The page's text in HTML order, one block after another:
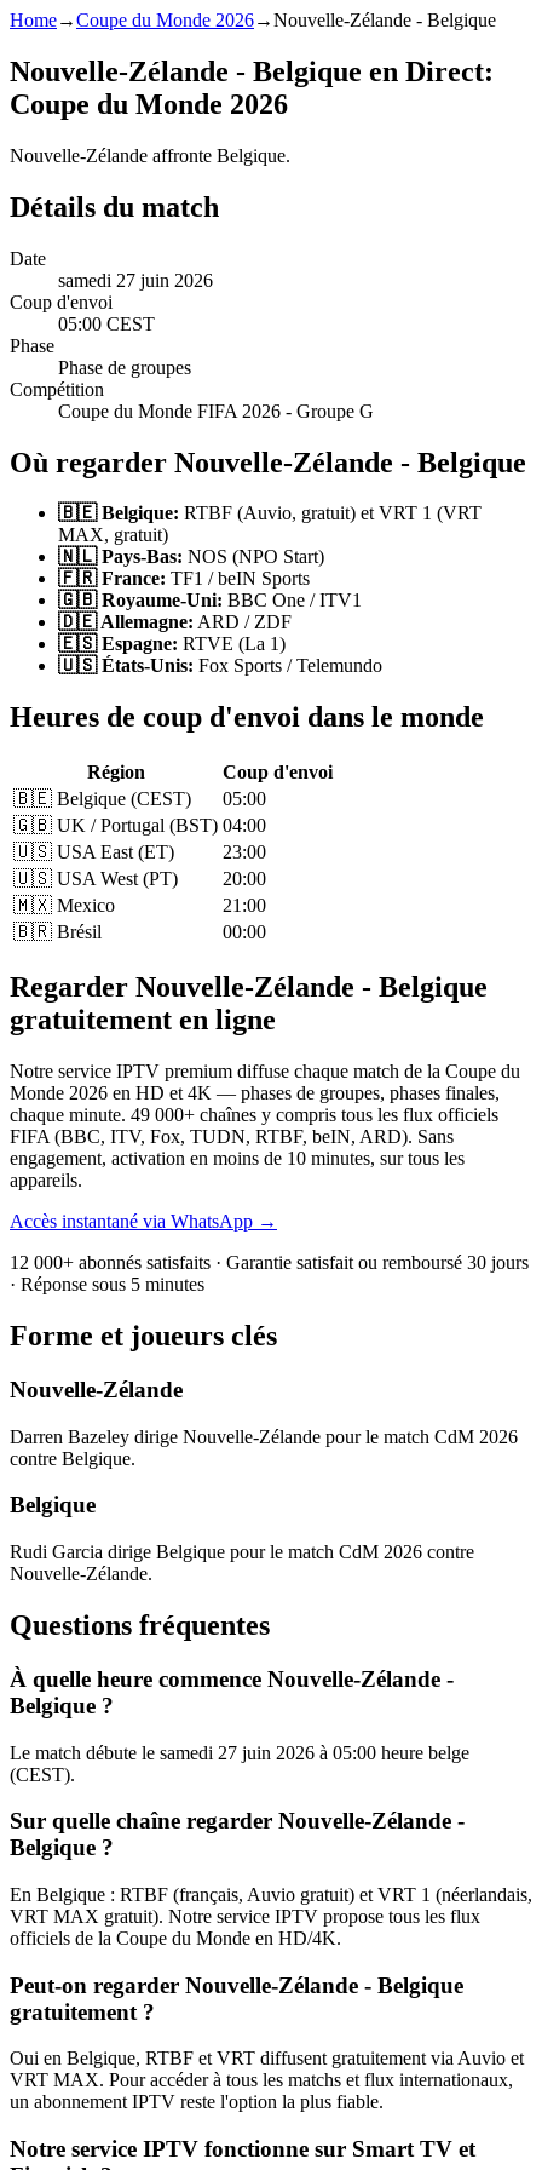
Home→Coupe du Monde 2026→Nouvelle-Zélande - Belgique
Nouvelle-Zélande - Belgique en Direct:
Coupe du Monde 2026
Nouvelle-Zélande affronte Belgique.
Détails du match
Date
samedi 27 juin 2026
Coup d'envoi
05:00 CEST
Phase
Phase de groupes
Compétition
Coupe du Monde FIFA 2026 - Groupe G
Où regarder Nouvelle-Zélande - Belgique
🇧🇪 Belgique: RTBF (Auvio, gratuit) et VRT 1 (VRT
MAX, gratuit)
🇳🇱 Pays-Bas: NOS (NPO Start)
🇫🇷 France: TF1 / beIN Sports
🇬🇧 Royaume-Uni: BBC One / ITV1
🇩🇪 Allemagne: ARD / ZDF
🇪🇸 Espagne: RTVE (La 1)
🇺🇸 États-Unis: Fox Sports / Telemundo
Heures de coup d'envoi dans le monde
Région
Coup d'envoi
🇧🇪 Belgique (CEST)
05:00
🇬🇧 UK / Portugal (BST) 04:00
🇺🇸 USA East (ET)
23:00
🇺🇸 USA West (PT)
20:00
🇲🇽 Mexico
21:00
🇧🇷 Brésil
00:00
Regarder Nouvelle-Zélande - Belgique
gratuitement en ligne
Notre service IPTV premium diffuse chaque match de la Coupe du
Monde 2026 en HD et 4K — phases de groupes, phases finales,
chaque minute. 49 000+ chaînes y compris tous les flux officiels
FIFA (BBC, ITV, Fox, TUDN, RTBF, beIN, ARD). Sans
engagement, activation en moins de 10 minutes, sur tous les
appareils.
Accès instantané via WhatsApp →
12 000+ abonnés satisfaits · Garantie satisfait ou remboursé 30 jours
· Réponse sous 5 minutes
Forme et joueurs clés
Nouvelle-Zélande
Darren Bazeley dirige Nouvelle-Zélande pour le match CdM 2026
contre Belgique.
Belgique
Rudi Garcia dirige Belgique pour le match CdM 2026 contre
Nouvelle-Zélande.
Questions fréquentes
À quelle heure commence Nouvelle-Zélande -
Belgique ?
Le match débute le samedi 27 juin 2026 à 05:00 heure belge
(CEST).
Sur quelle chaîne regarder Nouvelle-Zélande -
Belgique ?
En Belgique : RTBF (français, Auvio gratuit) et VRT 1 (néerlandais,
VRT MAX gratuit). Notre service IPTV propose tous les flux
officiels de la Coupe du Monde en HD/4K.
Peut-on regarder Nouvelle-Zélande - Belgique
gratuitement ?
Oui en Belgique, RTBF et VRT diffusent gratuitement via Auvio et
VRT MAX. Pour accéder à tous les matchs et flux internationaux,
un abonnement IPTV reste l'option la plus fiable.
Notre service IPTV fonctionne sur Smart TV et